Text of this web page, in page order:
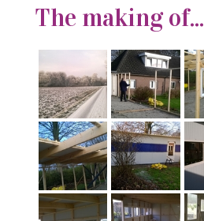
The making of...